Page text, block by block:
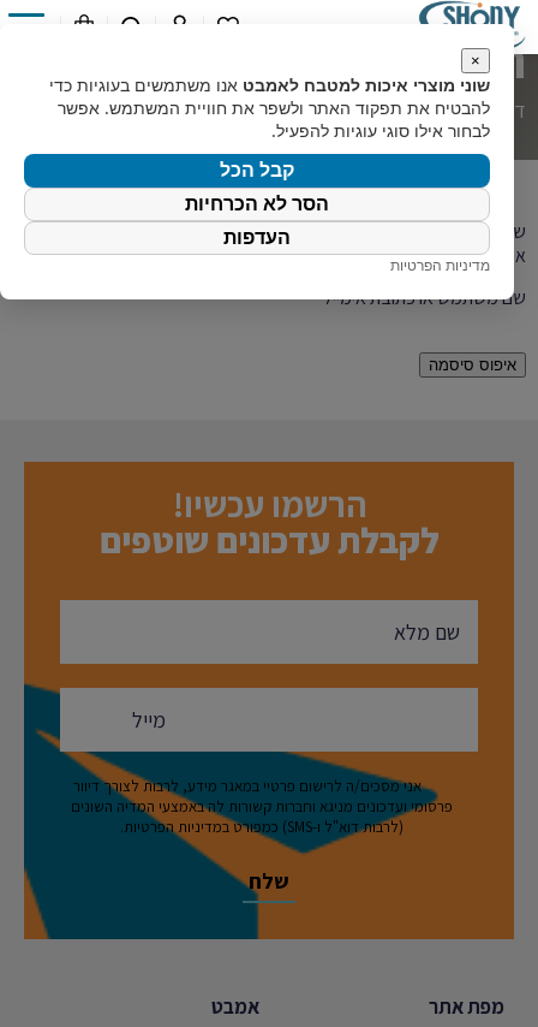
החשבון שלי
דף הבית»החשבון שלי
שכחת את הסיסמה? יש להזין את שם המשתמש או כתובת האימייל. הוראות
איפוס הסיסמה ישלחו באימייל.
שם משתמש או כתובת אימייל*חובה
איפוס סיסמה
הרשמו עכשיו!
לקבלת עדכונים שוטפים
אני מסכים/ה לרישום פרטיי במאגר מידע, לרבות לצורך דיוור
פרסומי ועדכונים מניגא וחברות קשורות לה באמצעי המדיה השונים
(לרבות דוא"ל ו-SMS) כמפורט במדיניות הפרטיות.
מפת אתר
אמבט
×
שוני מוצרי איכות למטבח לאמבט אנו משתמשים בעוגיות כדי
להבטיח את תפקוד האתר ולשפר את חוויית המשתמש. אפשר
לבחור אילו סוגי עוגיות להפעיל.
קבל הכל
הסר לא הכרחיות
העדפות
מדיניות הפרטיות